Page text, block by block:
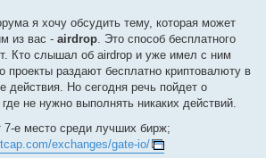
я хочу обсудить тему, которая может
из вас - airdrop. Это способ бесплатного
Кто слышал об airdrop и уже имел с ним
проекты раздают бесплатно криптовалюту в
действия. Но сегодня речь пойдет о
не нужно выполнять никаких действий.
7-е место среди лучших бирж;
exchanges/gate-io/